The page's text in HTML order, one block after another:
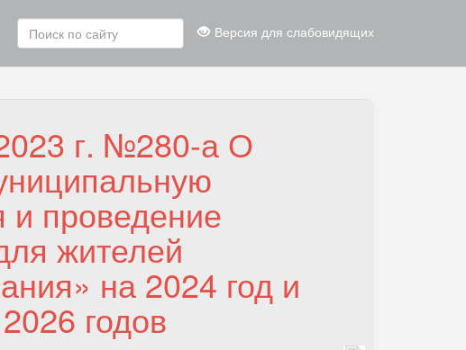
Версия для слабовидящих
г. №280-а О
и проведение
жителей
на 2024 год и
годов